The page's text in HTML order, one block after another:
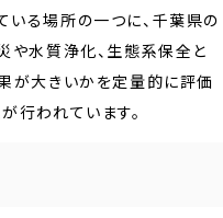
る場所の一つに、千葉県の
や水質浄化、生態系保全と
が大きいかを定量的に評価
行われています。